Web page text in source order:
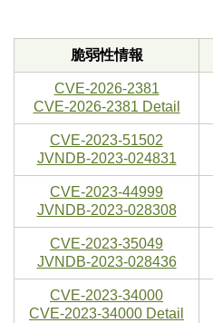
脆弱性情報
CVE-2026-2381
CVE-2026-2381 Detail
CVE-2023-51502
JVNDB-2023-024831
CVE-2023-44999
JVNDB-2023-028308
CVE-2023-35049
JVNDB-2023-028436
CVE-2023-34000
CVE-2023-34000 Detail